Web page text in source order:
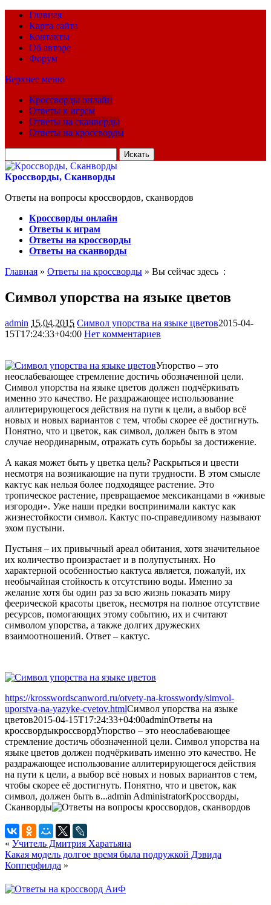
Главная
Карта сайта
Контакты
Об авторе
Форум
Верхнее меню
Кроссворды онлайн
Ответы к играм
Ответы на сканворды
Ответы на кроссворды
для:
Кроссворды, Сканворды
Ответы на вопросы кроссвордов, сканвордов
Кроссворды онлайн
Ответы к играм
Ответы на кроссворды
Ответы на сканворды
Главная » Ответы на кроссворды » Вы сейчас здесь :
Символ упорства на языке цветов
admin 15.04.2015 Символ упорства на языке цветов2015-04-
15T17:24:33+04:00 Нет комментариев
Упорство – это
неослабевающее стремление достичь обозначенной цели.
Символ упорства на языке цветов должен подчёркивать
именно это качество. Не раздражающее использование
аллитерирующегося действия на пути к цели, а выбор всё
новых и новых вариантов с тем, чтобы скорее её достигнуть.
Понятно, что и цветок, как символ, должен быть в этом
случае неординарным, отражать суть борьбы за достижение.
А какая может быть у цветка цель? Раскрыться и цвести
несмотря на возникающие на пути трудности. В этом смысле
кактус как нельзя более подходящее растение. Это
тропическое растение, превращаемое мексиканцами в «живые
изгороди». Уже наши предки воспринимали кактус как
жизнестойкости символ. Кактус по-справедливому называют
эхом пустыни.
Пустыня – их привычный ареал обитания, хотя значительное
их количество произрастает и в полупустынях. Но
характерной особенностью кактуса является, пожалуй, их
необычайная стойкость к отсутствию воды. Именно за
желание хотя бы один раз за всю жизнь показать миру
феерической красоты цветок, несмотря на полное отсутствие
ресурсов, помогающих этому событию, их и считают
символом упорства, а также долгих дружеских
взаимоотношений. Ответ – кактус.
https://krosswordscanword.ru/otvety-na-krosswordy/simvol-
uporstva-na-yazyke-cvetov.htmlСимвол упорства на языке
цветов2015-04-15T17:24:33+04:00adminОтветы на
кроссвордыкроссвордУпорство – это неослабевающее
стремление достичь обозначенной цели. Символ упорства на
языке цветов должен подчёркивать именно это качество. Не
раздражающее использование аллитерирующегося действия
на пути к цели, а выбор всё новых и новых вариантов с тем,
чтобы скорее её достигнуть. Понятно, что и цветок, как
символ, должен быть в...admin AdministratorКроссворды,
Сканворды
« Учитель Дмитрия Харатьяна
Какая модель долгое время была подружкой Дэвида
Копперфилда »